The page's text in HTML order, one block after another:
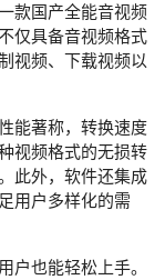
款国产全能音视频
仅具备音视频格式
视频、下载视频以
能著称，转换速度
视频格式的无损转
此外，软件还集成
用户多样化的需
户也能轻松上手。